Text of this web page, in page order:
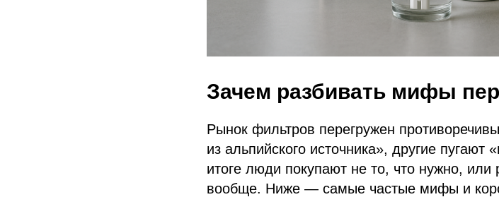
Зачем разбивать мифы
Рынок фильтров перегружен
из альпийского источника», другие
итоге люди покупают не то, что нужно,
вообще. Ниже — самые частые мифы и